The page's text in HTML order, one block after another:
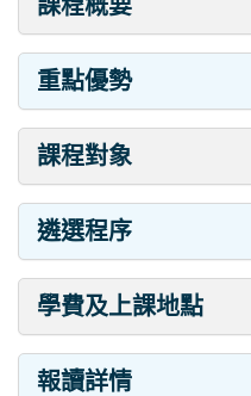
課程概要
重點優勢
課程對象
遴選程序
學費及上課地點
報讀詳情